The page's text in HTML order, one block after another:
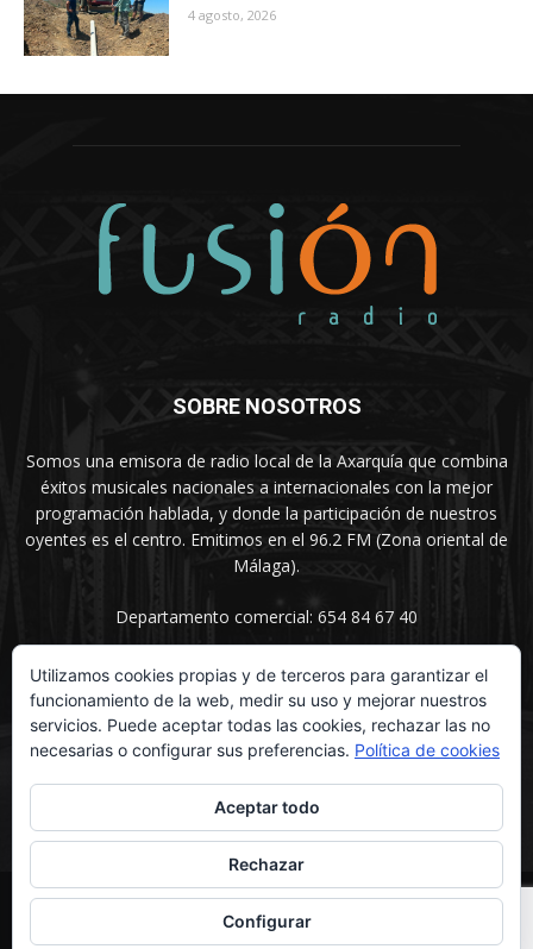
4 agosto, 2026
SOBRE NOSOTROS
Somos una emisora de radio local de la Axarquía que combina
éxitos musicales nacionales a internacionales con la mejor
programación hablada, y donde la participación de nuestros
oyentes es el centro. Emitimos en el 96.2 FM (Zona oriental de
Málaga).
Departamento comercial: 654 84 67 40
SÍGUENOS
© UNIMEDIOS - Agencia de Marketing en Vélez-Málaga 2026
Utilizamos cookies propias y de terceros para garantizar el
funcionamiento de la web, medir su uso y mejorar nuestros
servicios. Puede aceptar todas las cookies, rechazar las no
necesarias o configurar sus preferencias. Política de cookies
Aceptar todo
Rechazar
Configurar